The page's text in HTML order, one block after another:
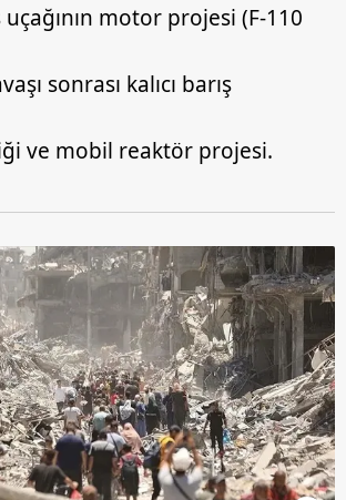
uçağının motor projesi (F-110
sonrası kalıcı barış
ve mobil reaktör projesi.